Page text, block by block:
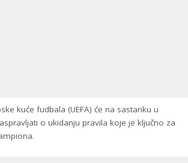
kuće fudbala (UEFA) će na sastanku u
o ukidanju pravila koje je ključno za